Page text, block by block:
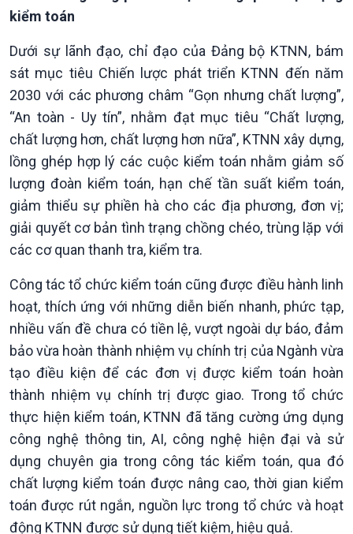
kiểm toán
Dưới sự lãnh đạo, chỉ đạo của Đảng bộ KTNN, bám
sát mục tiêu Chiến lược phát triển KTNN đến năm
2030 với các phương châm “Gọn nhưng chất lượng”,
“An toàn - Uy tín”, nhằm đạt mục tiêu “Chất lượng,
chất lượng hơn, chất lượng hơn nữa”, KTNN xây dựng,
lồng ghép hợp lý các cuộc kiểm toán nhằm giảm số
lượng đoàn kiểm toán, hạn chế tần suất kiểm toán,
giảm thiểu sự phiền hà cho các địa phương, đơn vị;
giải quyết cơ bản tình trạng chồng chéo, trùng lặp với
các cơ quan thanh tra, kiểm tra.
Công tác tổ chức kiểm toán cũng được điều hành linh
hoạt, thích ứng với những diễn biến nhanh, phức tạp,
nhiều vấn đề chưa có tiền lệ, vượt ngoài dự báo, đảm
bảo vừa hoàn thành nhiệm vụ chính trị của Ngành vừa
tạo điều kiện để các đơn vị được kiểm toán hoàn
thành nhiệm vụ chính trị được giao. Trong tổ chức
thực hiện kiểm toán, KTNN đã tăng cường ứng dụng
công nghệ thông tin, AI, công nghệ hiện đại và sử
dụng chuyên gia trong công tác kiểm toán, qua đó
chất lượng kiểm toán được nâng cao, thời gian kiểm
toán được rút ngắn, nguồn lực trong tổ chức và hoạt
động KTNN được sử dụng tiết kiệm, hiệu quả.